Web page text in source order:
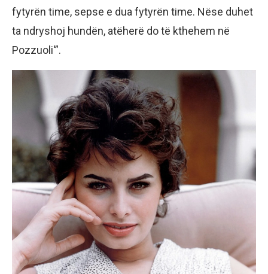
fytyrën time, sepse e dua fytyrën time. Nëse duhet
ta ndryshoj hundën, atëherë do të kthehem në
Pozzuoli'”.